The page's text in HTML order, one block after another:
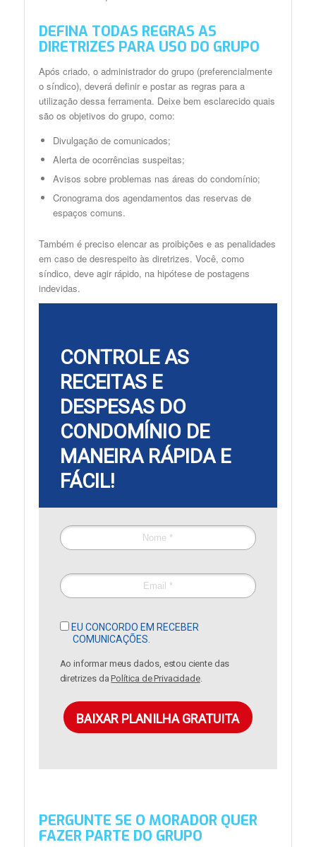
DEFINA TODAS REGRAS AS
DIRETRIZES PARA USO DO GRUPO
Após criado, o administrador do grupo (preferencialmente
o síndico), deverá definir e postar as regras para a
utilização dessa ferramenta. Deixe bem esclarecido quais
são os objetivos do grupo, como:
Divulgação de comunicados;
Alerta de ocorrências suspeitas;
Avisos sobre problemas nas áreas do condomínio;
Cronograma dos agendamentos das reservas de
espaços comuns.
Também é preciso elencar as proibições e as penalidades
em caso de desrespeito às diretrizes. Você, como
síndico, deve agir rápido, na hipótese de postagens
indevidas.
CONTROLE AS
RECEITAS E
DESPESAS DO
CONDOMÍNIODE
MANEIRA RÁPIDA E
FÁCIL!
EU CONCORDO EM RECEBER
COMUNICAÇÕES.
Ao informar meus dados, estou ciente das
diretrizes daPolítica de Privacidade.
BAIXAR PLANILHA GRATUITA
PERGUNTE SE O MORADOR QUER
FAZER PARTE DO GRUPO